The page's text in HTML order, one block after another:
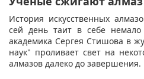
История искусственных
сей день таит в себе немало
академика Сергея Стишова в
наук" проливает свет на
алмазов далеко до завершения.